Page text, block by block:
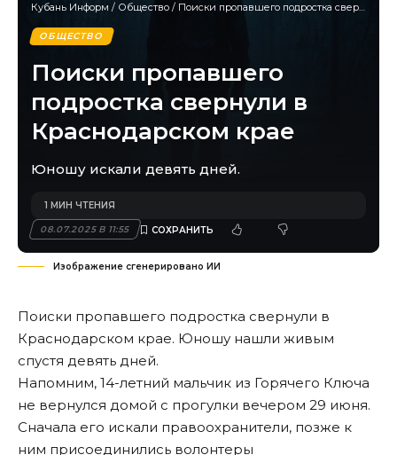
Кубань Информ / Общество / Поиски пропавшего подростка свернули в Краснодарском крае
ОБЩЕСТВО
Поиски пропавшего
подростка свернули в
Краснодарском крае
Юношу искали девять дней.
08.07.2025 В 11:55
1 МИН ЧТЕНИЯ
Изображение сгенерировано ИИ
Поиски пропавшего подростка свернули в
Краснодарском крае. Юношу нашли живым
спустя девять дней.
Напомним, 14-летний мальчик из Горячего Ключа
не вернулся домой с прогулки вечером 29 июня.
Сначала его искали правоохранители, позже к
ним присоединились волонтеры